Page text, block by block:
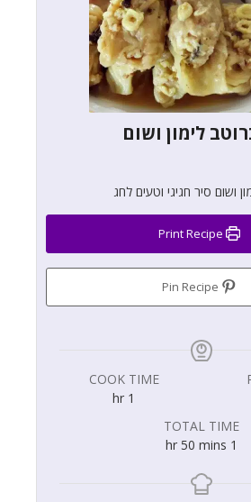
לימון ושום
ושום סיר חגיגי וטעים לחג
COOK TIME
1
hr
TOTAL TIME
1
hr 50 mins